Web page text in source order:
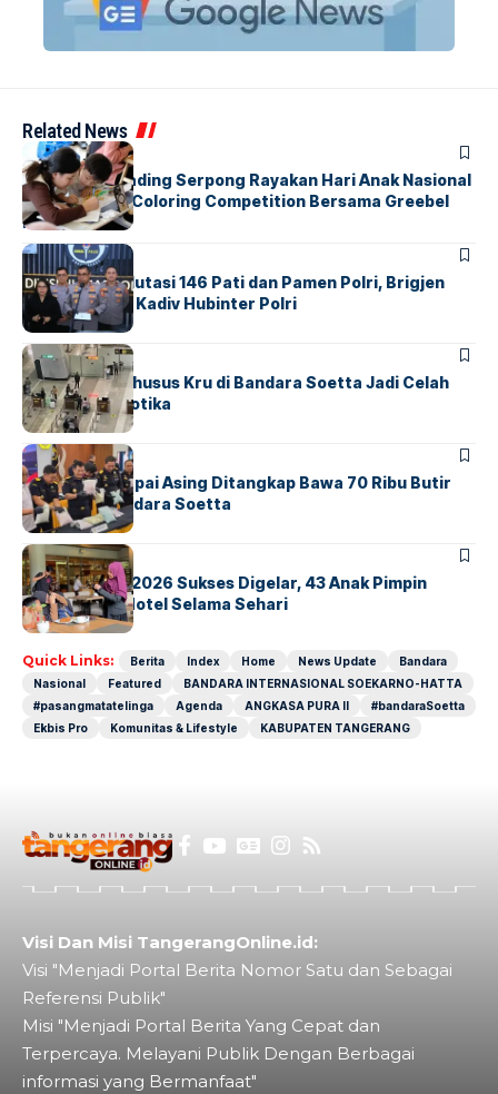
Related News
BERITAINDEX
Atria Hotel Gading Serpong Rayakan Hari Anak Nasional
Lewat Family Coloring Competition Bersama Greebel
Indonesia
BERITA
Mabes Polri Mutasi 146 Pati dan Pamen Polri, Brigjen
Untung Jabat Kadiv Hubinter Polri
BANDARABERITA
Ketika Jalur Khusus Kru di Bandara Soetta Jadi Celah
Sindikat Narkotika
BANDARA BERITA
Kopilot Maskapai Asing Ditangkap Bawa 70 Ribu Butir
Ekstasi di Bandara Soetta
BERITAINDEX
GM For A Day 2026 Sukses Digelar, 43 Anak Pimpin
Operasional Hotel Selama Sehari
Quick Links: Berita Index Home News Update
Bandara
Nasional
Featured
BANDARA INTERNASIONAL SOEKARNO-HATTA
#pasangmatatelinga
Agenda ANGKASA PURA II
#bandaraSoetta
Ekbis Pro
Komunitas & Lifestyle KABUPATEN TANGERANG
Visi Dan Misi TangerangOnline.id:
Visi "Menjadi Portal Berita Nomor Satu dan Sebagai
Referensi Publik"
Misi "Menjadi Portal Berita Yang Cepat dan
Terpercaya. Melayani Publik Dengan Berbagai
informasi yang Bermanfaat"